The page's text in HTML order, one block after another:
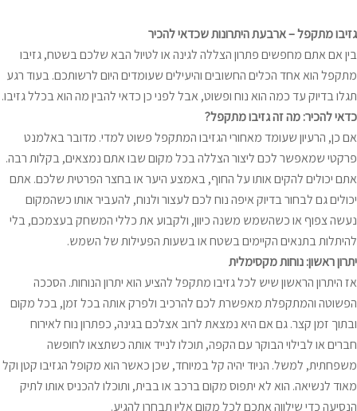
גזיבו מתקפל – ארבעת היתרונות שכדאי להכיר
בין אם אתם מחפשים פתרון הצללה לגינה או לטיול הבא שלכם בשטח, גזיבו
מתקפל הוא אחד הכלים החשובים והיעילים שעומדים היום לרשותכם. בעוד רגע
תגלו בדיוק עד כמה הוא נוח ופשוט, אבל לפני כן כדאי להבין מה הוא בכלל גזיבו.
כדאי להכיר: מה זה גזיבו מתקפל?
אם כן, הרעיון שעומד מאחורי הגזיבו המתקפל פשוט למדי. מדובר באלמנט
פרקטי שמאפשר לכם ליצור הצללה בכל מקום שבו אתם נמצאים, בקלות רבה.
אתם יכולים להקים אותו על החוף, באמצע היער או בחצר הפרטית שלכם. אתם
יכולים גם לבחור בדיוק איפה נוח לכם לעצור ולנוח, להעביר אותו כשהמקום
נעשה צפוף או כשהשמש משנה כיוון, ולקבוע את כללי המשחק בעצמכם, בלי
להיתלות בתנאים הקיימים בשטח או בשעות הפעילות של השמש.
יתרון ראשון: נוחות מקסימלית
אז היתרון הראשון שיש לכל גזיבו מתקפל להציע הוא יתרון הנוחות. הסככה
הפשוטה והמתקפלת מאפשרת לכם להרכיב ולפרק אותה בכל זמן, בכל מקום
ובתוך זמן קצר. גם אם היא נמצאת לרוב אצלכם בגינה, כפתרון נוח לאירוח
חברים או לבילוי הבוקר עם הקפה, תוכלו לנייד אותה כשתצאו לחופשה
משפחתית, למשל. הניוד יהיה קל במיוחד, שכן כאשר הוא מקופל הגזיבו קטן וקל
מאוד לנשיאה. הוא לא יתפוס מקום ברכב או בבית, ותוכלו להכניס אותו לתיק
הנסיעה כדי שילווה אתכם לכל מקום אליו תבחרו להגיע.